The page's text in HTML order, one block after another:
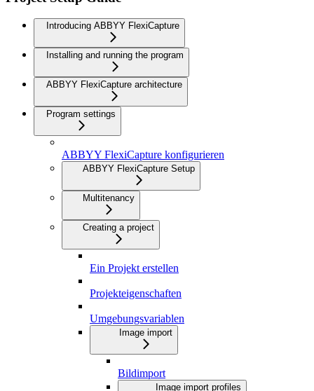
Introducing ABBYY FlexiCapture
Installing and running the program
ABBYY FlexiCapture architecture
Program settings
ABBYY FlexiCapture konfigurieren
ABBYY FlexiCapture Setup
Multitenancy
Creating a project
Ein Projekt erstellen
Projekteigenschaften
Umgebungsvariablen
Image import
Bildimport
Image import profiles